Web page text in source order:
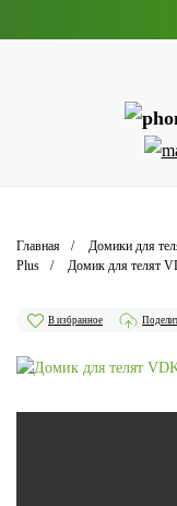
Главная Домики для
Plus
Домик для телят
В избранное